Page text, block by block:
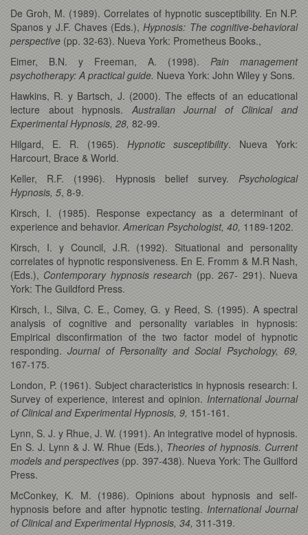
De Groh, M. (1989). Correlates of hypnotic susceptibility. En N.P.
Spanos y J.F. Chaves (Eds.), Hypnosis: The cognitive-behavioral
perspective (pp. 32-63). Nueva York: Prometheus Books.,
Eimer, B.N. y Freeman, A. (1998). Pain management
psychotherapy: A practical guide. Nueva York: John Wiley y Sons.
Hawkins, R. y Bartsch, J. (2000). The effects of an educational
lecture about hypnosis. Australian Journal of Clinical and
Experimental Hypnosis, 28, 82-99.
Hilgard, E. R. (1965). Hypnotic susceptibility. Nueva York:
Harcourt, Brace & World.
Keller, R.F. (1996). Hypnosis belief survey. Psychological
Hypnosis, 5, 8-9.
Kirsch, I. (1985). Response expectancy as a determinant of
experience and behavior. American Psychologist, 40, 1189-1202.
Kirsch, I. y Council, J.R. (1992). Situational and personality
correlates of hypnotic responsiveness. En E. Fromm & M.R Nash,
(Eds.),Contemporary hypnosis research (pp. 267- 291). Nueva
York: The Guildford Press.
Kirsch, I., Silva, C. E., Comey, G. y Reed, S. (1995). A spectral
analysis of cognitive and personality variables in hypnosis:
Empirical disconfirmation of the two factor model of hypnotic
responding.Journal of Personality and Social Psychology, 69,
167-175.
London, P. (1961). Subject characteristics in hypnosis research: I.
Survey of experience, interest and opinion. International Journal
of Clinical and Experimental Hypnosis, 9, 151-161.
Lynn, S. J. y Rhue, J. W. (1991). An integrative model of hypnosis.
En S. J. Lynn & J. W. Rhue (Eds.), Theories of hypnosis. Current
models and perspectives (pp. 397-438). Nueva York: The Guilford
Press.
McConkey, K. M. (1986). Opinions about hypnosis and self-
hypnosis before and after hypnotic testing. International Journal
of Clinical and Experimental Hypnosis, 34, 311-319.